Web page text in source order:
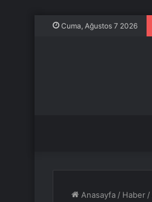
Cuma, Ağustos 7 2026
Anasayfa / Haber /